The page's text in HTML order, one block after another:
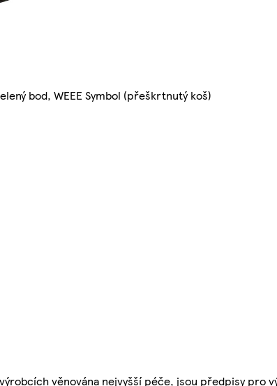
bod, WEEE Symbol (přeškrtnutý koš)
věnována nejvyšší péče, jsou předpisy pro